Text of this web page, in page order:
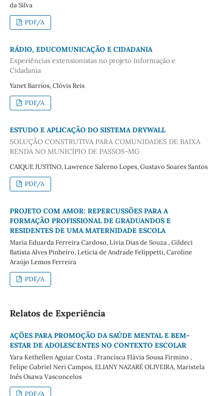
da Silva
PDF/A
RÁDIO, EDUCOMUNICAÇÃO E CIDADANIA
Experiências extensionistas no projeto Informação e
Cidadania
Yanet Barrios, Clóvis Reis
PDF/A
ESTUDO E APLICAÇÃO DO SISTEMA DRYWALL
SOLUÇÃO CONSTRUTIVA PARA COMUNIDADES DE BAIXA
RENDA NO MUNICÍPIO DE PASSOS-MG
CAIQUE JUSTINO, Lawrence Salerno Lopes, Gustavo Soares Santos
PDF/A
PROJETO COM AMOR: REPERCUSSÕES PARA A
FORMAÇÃO PROFISSIONAL DE GRADUANDOS E
RESIDENTES DE UMA MATERNIDADE ESCOLA
Maria Eduarda Ferreira Cardoso, Lívia Dias de Souza , Gildeci
Batista Alves Pinheiro, Leticia de Andrade Felippetti, Caroline
Araújo Lemos Ferreira
PDF/A
Relatos de Experiência
AÇÕES PARA PROMOÇÃO DA SAÚDE MENTAL E BEM-
ESTAR DE ADOLESCENTES NO CONTEXTO ESCOLAR
Yara Kethellen Aguiar Costa , Francisca Flávia Sousa Firmino ,
Felipe Gabriel Neri Campos, ELIANY NAZARÉ OLIVEIRA, Maristela
Inês Osawa Vasconcelos
PDF/A